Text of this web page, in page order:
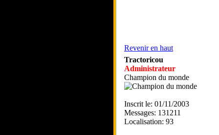
Revenir en haut
Tractoricou
Administrateur
Champion du monde
Inscrit le: 01/11/2003
Messages: 131211
Localisation: 93